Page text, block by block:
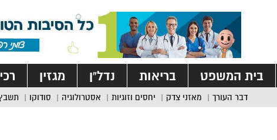
בית המשפט בריאות נדל”ן מגזין
דבר העורך מאזני צדק יחסים וזוגיות אסטרולוגיה סודוקו